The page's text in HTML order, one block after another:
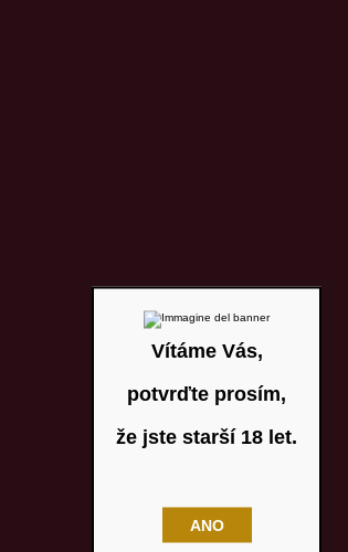
Vítáme Vás,
potvrďte prosím,
že jste starší 18 let.
ANO